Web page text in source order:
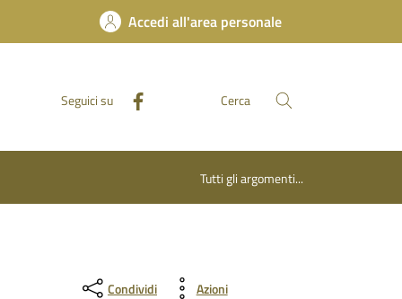
Accedi all'area personale
Seguici su Cerca
Tutti gli argomenti...
Condividi Azioni